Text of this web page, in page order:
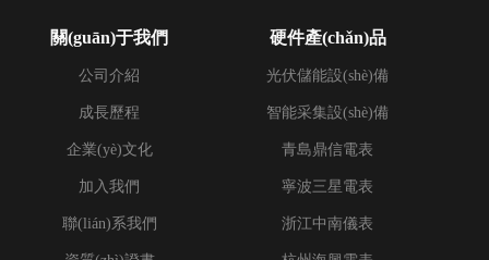
關(guān)于我們
公司介紹
成長歷程
企業(yè)文化
加入我們
聯(lián)系我們
硬件產(chǎn)品
光伏儲能設(shè)備
智能采集設(shè)備
青島鼎信電表
寧波三星電表
浙江中南儀表